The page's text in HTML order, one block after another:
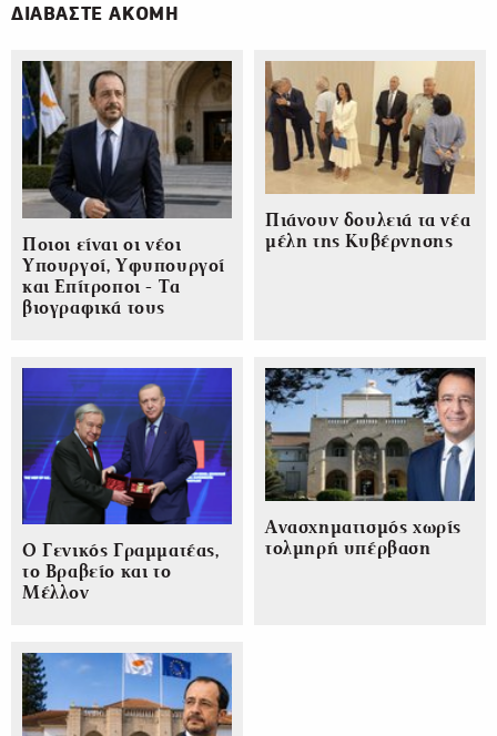
ΔΙΑΒΑΣΤΕ ΑΚΟΜΗ
Ποιοι είναι οι νέοι
Υπουργοί, Υφυπουργοί
και Επίτροποι - Τα
βιογραφικά τους
Πιάνουν δουλειά τα νέα
μέλη της Κυβέρνησης
Ο Γενικός Γραμματέας,
το Βραβείο και το
Μέλλον
Ανασχηματισμός χωρίς
τολμηρή υπέρβαση